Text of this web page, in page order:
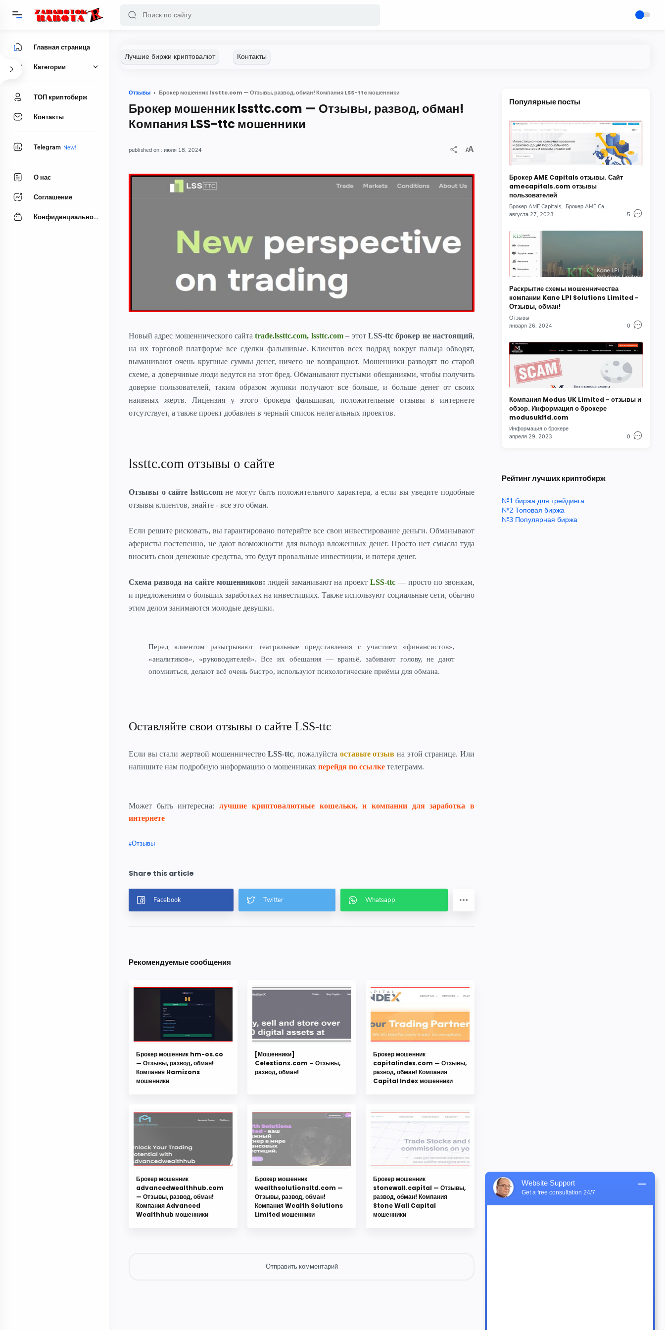
Отзывы Брокер мошенник lssttc.com — Отзывы, развод, обман! Компания LSS-ttc мошенники
Брокер мошенник lssttc.com — Отзывы, развод, обман!
Компания LSS-ttc мошенники
июля 18, 2024
Новый адрес мошеннического сайта trade.lssttc.com, lssttc.com– этот LSS-ttc брокер не настоящий,
на их торговой платформе все сделки фальшивые.Клиентов всех подряд вокруг пальца обводят,
выманивают очень крупные суммы денег, ничего не возвращают. Мошенники разводят по старой
схеме, а доверчивые люди ведутся на этот бред. Обманывают пустыми обещаниями, чтобы получить
доверие пользователей, таким образом жулики получают все больше, и больше денег от своих
наивных жертв. Лицензия у этого брокера фальшивая, положительные отзывы в интернете
отсутствует, а также проект добавлен в черный список нелегальных проектов.
lssttc.com отзывы о сайте
Отзывы о сайте lssttc.comне могут быть положительного характера, а если вы уведите подобные
отзывы клиентов, знайте - все это обман.
Если решите рисковать, вы гарантировано потеряйте все свои инвестирование деньги. Обманывают
аферисты постепенно, не дают возможности для вывода вложенных денег. Просто нет смысла туда
вносить свои денежные средства, это будут провальные инвестиции, и потеря денег.
Схема развода на сайте мошенников: людей заманивают на проект LSS-ttc— просто по звонкам,
и предложениям о больших заработках на инвестициях. Также используют социальные сети, обычно
этим делом занимаются молодые девушки.
Перед клиентом разыгрывают театральные представления с участием «финансистов»,
«аналитиков», «руководителей». Все их обещания — враньё, забивают голову, не дают
опомниться, делают всё очень быстро, используют психологические приёмы для обмана.
Оставляйте свои отзывы о сайте LSS-ttc
Если вы стали жертвой мошенничествоLSS-ttc, пожалуйста оставьте отзывна этой странице. Или
напишите нам подробную информацию о мошенниках перейдя по ссылке телеграмм.
Может быть интересна:
лучшие криптовалютные кошельки, и компании для заработка в
интернете
Отзывы
Рекомендуемые сообщения
Брокер мошенник hm-os.co
— Отзывы, развод, обман!
Компания Hamizons
мошенники
[Мошенники]
Celestianx.com – Отзывы,
развод, обман!
Брокер мошенник
capitalindex.com — Отзывы,
развод, обман! Компания
Capital Index мошенники
Брокер мошенник
advancedwealthhub.com
— Отзывы, развод, обман!
Компания Advanced
Wealthhub мошенники
Брокер мошенник
wealthsolutionsltd.com —
Отзывы, развод, обман!
Компания Wealth Solutions
Limited мошенники
Брокер мошенник
stonewall.capital — Отзывы,
развод, обман! Компания
Stone Wall Capital
мошенники
Отправить комментарий
Популярные посты
Брокер AME Capitals отзывы. Сайт
amecapitals.com отзывы
пользователей
Брокер AME Capitals
Брокер AME Capitals отзывы
августа 27, 2023
5
Раскрытие схемы мошенничества
компании Kane LPI Solutions Limited -
Отзывы, обман!
Отзывы
января 26, 2024
0
Компания Modus UK Limited - отзывы и
обзор. Информация о брокере
modusukltd.com
Информация о брокере
апреля 29, 2023
0
Рейтинг лучших криптобирж
№1 биржа для трейдинга
№2 Топовая биржа
№3 Популярная биржа
Главная страница
Категории
ТОП криптобирж
Контакты
Telegram
О нас
Соглашение
Конфиденциальность
Website Support
Get a free consultation 24/7